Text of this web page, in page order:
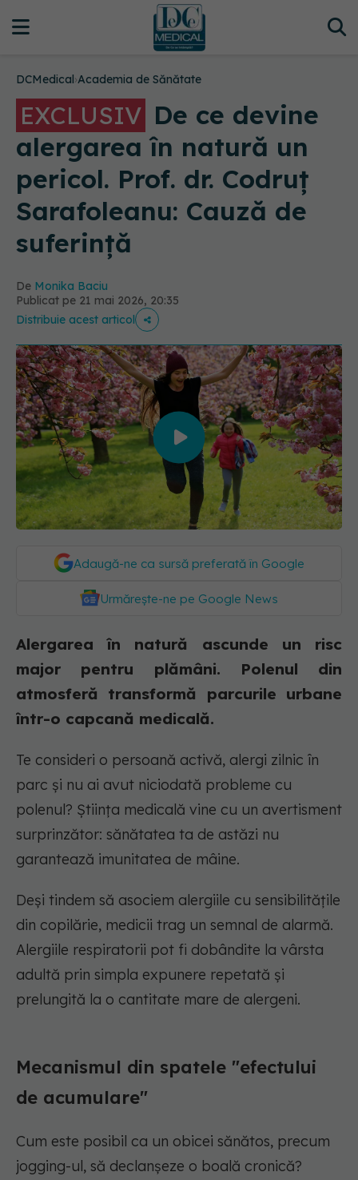
DCMedical›Academia de Sănătate
EXCLUSIV De ce devine
alergarea în natură un
pericol. Prof. dr. Codruț
Sarafoleanu: Cauză de
suferință
De Monika Baciu
Publicat pe 21 mai 2026, 20:35
Distribuie acest articol
00:00/30:09
Adaugă-ne ca sursă preferată în Google
Urmărește-ne pe Google News
Alergarea în natură ascunde un risc
major pentru plămâni. Polenul din
atmosferă transformă parcurile urbane
într-o capcană medicală.
Te consideri o persoană activă, alergi zilnic în
parc și nu ai avut niciodată probleme cu
polenul? Știința medicală vine cu un avertisment
surprinzător: sănătatea ta de astăzi nu
garantează imunitatea de mâine.
Deși tindem să asociem alergiile cu sensibilitățile
din copilărie, medicii trag un semnal de alarmă.
Alergiile respiratorii pot fi dobândite la vârsta
adultă prin simpla expunere repetată și
prelungită la o cantitate mare de alergeni.
Mecanismul din spatele "efectului
de acumulare"
Cum este posibil ca un obicei sănătos, precum
jogging-ul, să declanșeze o boală cronică?